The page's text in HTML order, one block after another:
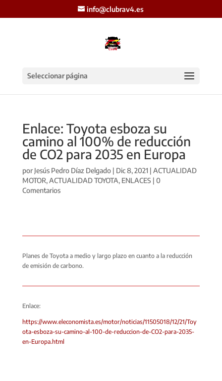
info@clubrav4.es
Seleccionar página
Enlace: Toyota esboza su
camino al 100% de reducción
de CO2 para 2035 en Europa
por Jesús Pedro Díaz Delgado| Dic 8, 2021| ACTUALIDAD
MOTOR,ACTUALIDAD TOYOTA, ENLACES | 0
Comentarios
Planes de Toyota a medio y largo plazo en cuanto a la reducción
de emisión de carbono.
Enlace:
https://www.eleconomista.es/motor/noticias/11505018/12/21/Toy
ota-esboza-su-camino-al-100-de-reduccion-de-CO2-para-2035-
en-Europa.html